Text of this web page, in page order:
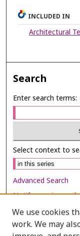
INCLUDED IN
Architectural
Search
Enter search terms:
Select context to
Advanced Search
Notify me via
Browse
We use cookies
work. We may